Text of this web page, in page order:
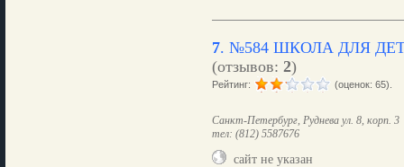
7. №584 ШКОЛА ДЛЯ
(отзывов: 2)
Рейтинг: (оценок: 65).
Санкт-Петербург, Руднева ул. 8, корп. 3
тел: (812) 5587676
сайт не указан